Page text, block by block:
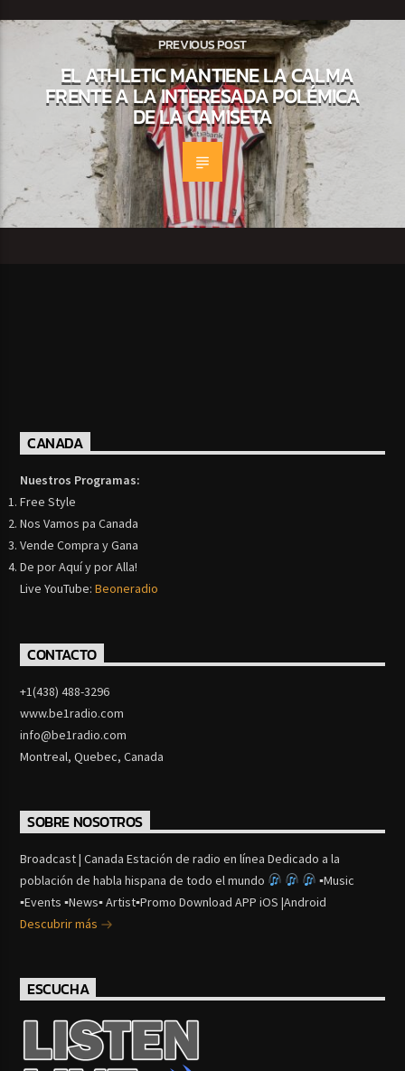
PREVIOUS POST
EL ATHLETIC MANTIENE LA CALMA
FRENTE A LA INTERESADA POLÉMICA
DE LA CAMISETA
CANADA
Nuestros Programas:
Free Style
Nos Vamos pa Canada
Vende Compra y Gana
De por Aquí y por Alla!
Live YouTube:Beoneradio
CONTACTO
+1(438) 488-3296
www.be1radio.com
info@be1radio.com
Montreal, Quebec, Canada
SOBRE NOSOTROS
Broadcast | Canada Estación de radio en línea Dedicado a la
población de habla hispana de todo el mundo
▪Music
▪Events ▪News▪ Artist▪Promo Download APP iOS |Android
Descubrir más
ESCUCHA